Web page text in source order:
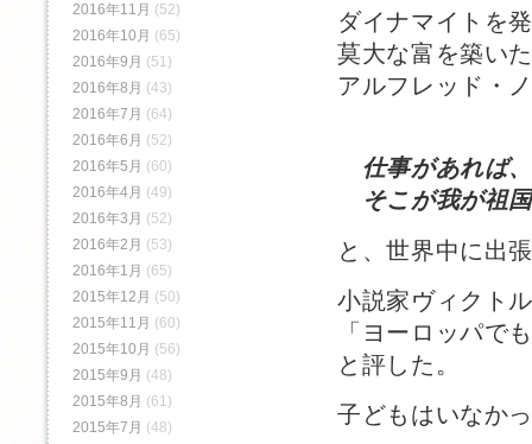
ダイナマイトを
莫大な富を築い
アルフレッド・
仕事があれば
そこが我が祖
と、世界中に出
小説家ヴィクト
「ヨーロッパで
と評した。
子どもはいなか
2016年11月 (52)
2016年10月 (65)
2016年9月 (51)
2016年8月 (43)
2016年7月 (64)
2016年6月 (52)
2016年5月 (60)
2016年4月 (49)
2016年3月 (52)
2016年2月 (53)
2016年1月 (65)
2015年12月 (50)
2015年11月 (60)
2015年10月 (56)
2015年9月 (48)
2015年8月 (61)
2015年7月 (48)